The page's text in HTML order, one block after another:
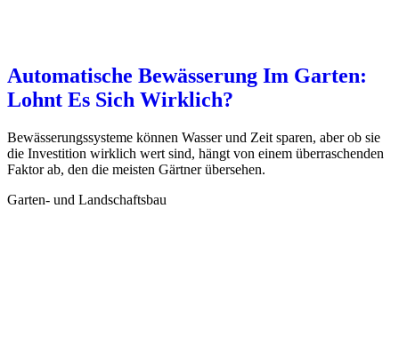
Automatische Bewässerung Im Garten:
Lohnt Es Sich Wirklich?
Bewässerungssysteme können Wasser und Zeit sparen, aber ob sie
die Investition wirklich wert sind, hängt von einem überraschenden
Faktor ab, den die meisten Gärtner übersehen.
Garten- und Landschaftsbau